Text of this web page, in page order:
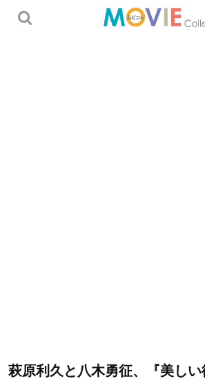
萩原利久と八木勇征、『美し